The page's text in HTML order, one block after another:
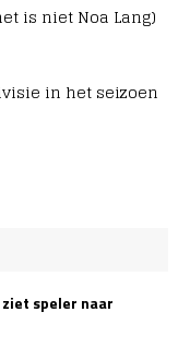
is niet Noa Lang)
in het seizoen
speler naar